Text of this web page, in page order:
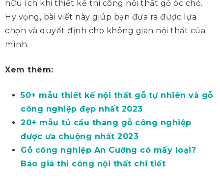
hữu ích khi thiết kế thi công nội thất gỗ óc chó.
Hy vọng, bài viết này giúp bạn đưa ra được lựa
chọn và quyết định cho không gian nội thất của
mình.
Xem thêm:
50+ mẫu thiết kế nội thất gỗ tự nhiên và gỗ
công nghiệp đẹp nhất 2023
20+ mẫu tủ cầu thang gỗ công nghiệp
được ưa chuộng nhất 2023
Gỗ công nghiệp An Cường có mấy loại?
Báo giá thi công nội thất chi tiết